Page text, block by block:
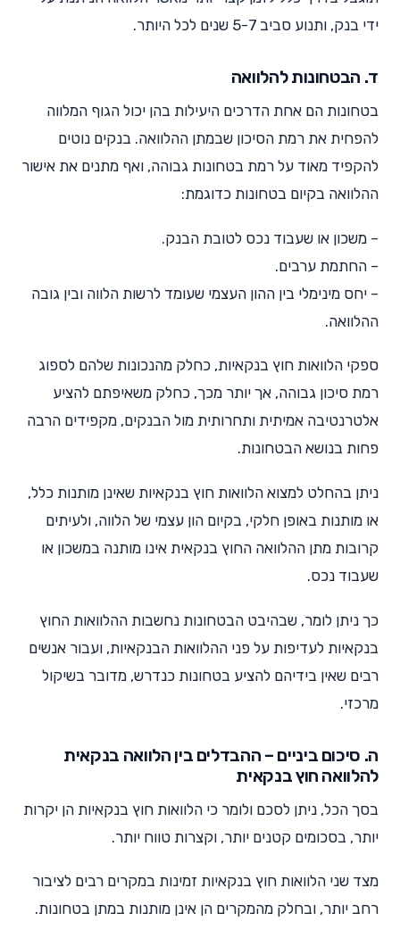
ידי בנק, ותנוע סביב 5-7 שנים לכל היותר.
ד. הבטחונות להלוואה
בטחונות הם אחת הדרכים היעילות בהן יכול הגוף המלווה
להפחית את רמת הסיכון שבמתן ההלוואה. בנקים נוטים
להקפיד מאוד על רמת בטחונות גבוהה, ואף מתנים את אישור
ההלוואה בקיום בטחונות כדוגמת:
– משכון או שעבוד נכס לטובת הבנק.
– החתמת ערבים.
– יחס מינימלי בין ההון העצמי שעומד לרשות הלווה ובין גובה
ההלוואה.
ספקי הלוואות חוץ בנקאיות, כחלק מהנכונות שלהם לספוג
רמת סיכון גבוהה, אך יותר מכך, כחלק משאיפתם להציע
אלטרנטיבה אמיתית ותחרותית מול הבנקים, מקפידים הרבה
פחות בנושא הבטחונות.
ניתן בהחלט למצוא הלוואות חוץ בנקאיות שאינן מותנות כלל,
או מותנות באופן חלקי, בקיום הון עצמי של הלווה, ולעיתים
קרובות מתן ההלוואה החוץ בנקאית אינו מותנה במשכון או
שעבוד נכס.
כך ניתן לומר, שבהיבט הבטחונות נחשבות ההלוואות החוץ
בנקאיות לעדיפות על פני ההלוואות הבנקאיות, ועבור אנשים
רבים שאין בידיהם להציע בטחונות כנדרש, מדובר בשיקול
מרכזי.
ה. סיכום ביניים – ההבדלים בין הלוואה בנקאית
להלוואה חוץ בנקאית
בסך הכל, ניתן לסכם ולומר כי הלוואות חוץ בנקאיות הן יקרות
יותר, בסכומים קטנים יותר, וקצרות טווח יותר.
מצד שני הלוואות חוץ בנקאיות זמינות במקרים רבים לציבור
רחב יותר, ובחלק מהמקרים הן אינן מותנות במתן בטחונות.